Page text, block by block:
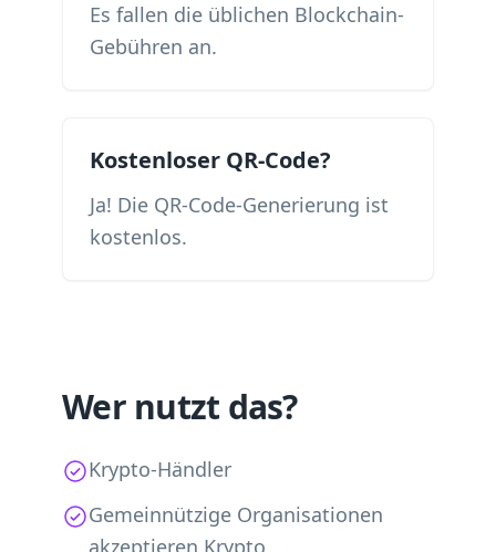
Es fallen die üblichen Blockchain-
Gebühren an.
Kostenloser QR-Code?
Ja! Die QR-Code-Generierung ist
kostenlos.
Wer nutzt das?
Krypto-Händler
Gemeinnützige Organisationen
akzeptieren Krypto